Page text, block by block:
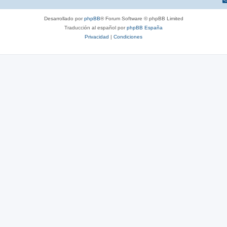
Desarrollado porphpBB® Forum Software © phpBB Limited
Traducción al español porphpBB España
Privacidad | Condiciones